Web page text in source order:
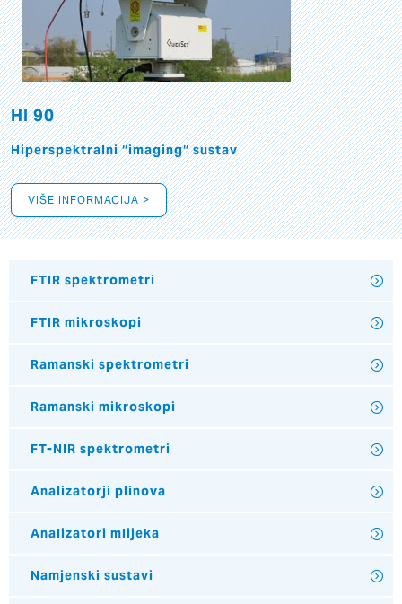
HI 90
Hiperspektralni “imaging“ sustav
VIŠE INFORMACIJA >
FTIR spektrometri
FTIR mikroskopi
Ramanski spektrometri
Ramanski mikroskopi
FT-NIR spektrometri
Analizatorji plinova
Analizatori mlijeka
Namjenski sustavi